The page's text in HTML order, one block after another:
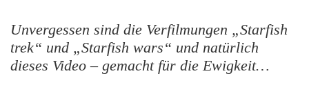
Unvergessen sind die Verfilmungen „Starfish
trek“ und „Starfish wars“ und natürlich
dieses Video – gemacht für die Ewigkeit…